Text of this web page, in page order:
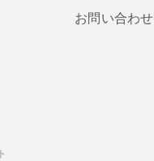
お問い合わせ